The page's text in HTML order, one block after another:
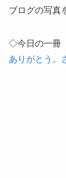
ブログの写真
◇今日の一冊
ありがとう。